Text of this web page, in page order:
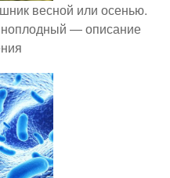
весной или осенью.
— описание